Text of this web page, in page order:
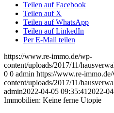
Teilen auf Facebook
Teilen auf X
Teilen auf WhatsApp
Teilen auf LinkedIn
Per E-Mail teilen
https://www.re-immo.de/wp-
content/uploads/2017/11/
0 0 admin https://www.re-
content/uploads/2017/11/
admin2022-04-05 09:35:41 2022-
Immobilien: Keine ferne Utopie